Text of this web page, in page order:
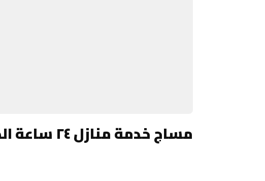
مساج خدمة منازل ٢٤ ساعة الكويت